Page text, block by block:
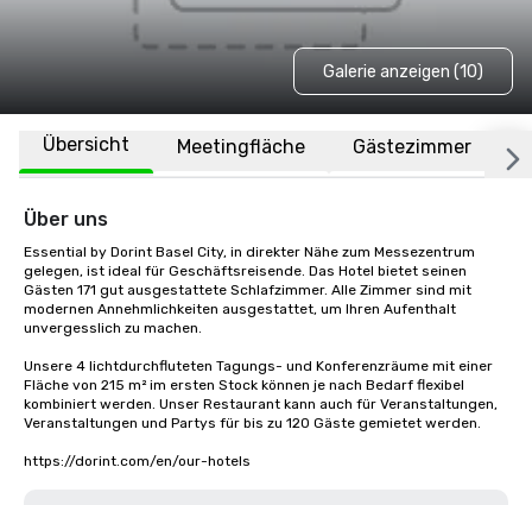
Galerie anzeigen (10)
Übersicht Meetingfläche Gästezimmer
Über uns
Essential by Dorint Basel City, in direkter Nähe zum Messezentrum
gelegen, ist ideal für Geschäftsreisende. Das Hotel bietet seinen
Gästen 171 gut ausgestattete Schlafzimmer. Alle Zimmer sind mit
modernen Annehmlichkeiten ausgestattet, um Ihren Aufenthalt
unvergesslich zu machen.
Unsere 4 lichtdurchfluteten Tagungs- und Konferenzräume mit einer
Fläche von 215 m² im ersten Stock können je nach Bedarf flexibel
kombiniert werden. Unser Restaurant kann auch für Veranstaltungen,
Veranstaltungen und Partys für bis zu 120 Gäste gemietet werden.
https://dorint.com/en/our-hotels